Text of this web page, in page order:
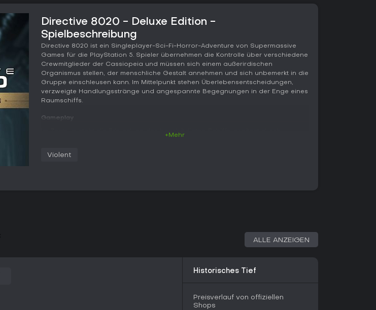
Directive 8020 - Deluxe Edition -
Spielbeschreibung
Directive 8020 ist ein Singleplayer-Sci-Fi-Horror-Adventure von Supermassive
Games für die PlayStation 5. Spieler übernehmen die Kontrolle über verschiedene
Crewmitglieder der Cassiopeia und müssen sich einem außerirdischen
Organismus stellen, der menschliche Gestalt annehmen und sich unbemerkt in die
Gruppe einschleusen kann. Im Mittelpunkt stehen Überlebensentscheidungen,
verzweigte Handlungsstränge und angespannte Begegnungen in der Enge eines
Raumschiffs.
Gameplay
während Spieler Korridore durchqueren, gesperrte Bereiche betreten und mit
verändern. Zwischen den Szenen können Charaktere Nachrichten austauschen,
die zusätzlichen Kontext liefern und spätere Ereignisse beeinflussen. Das Destiny-
über das Überleben oder Schicksal der Figuren entscheiden, ohne eine lineare
Zwei Spielweisen bestimmen, wie sich die Geschichte entfaltet. Im Explorer-
+Mehr
Violent
ALLE ANZEIGEN
Historisches Tief
Preisverlauf von offiziellen
Shops